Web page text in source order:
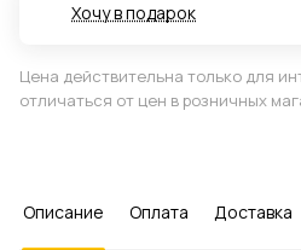
Хочу в подарок
Цена действительна только для
отличаться от цен в розничных
Описание Оплата Доставка